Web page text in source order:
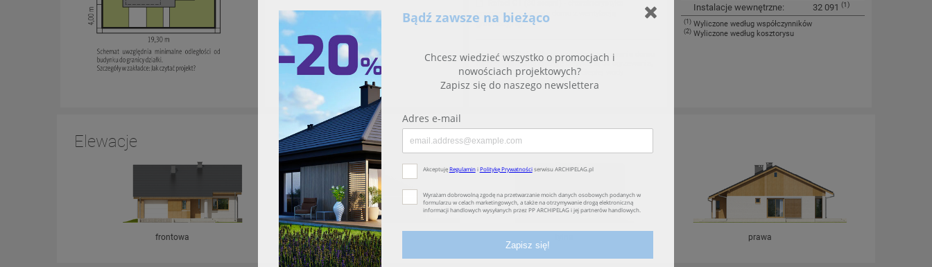
energetyczna (wersja domu z wentylacją
grawitacyjną)
Wskaźnik EP określa roczne zapotrzebowanie domu
na nieodnawialną energię pierwotną do ogrzewania,
wentylacji oraz przygotowania ciepłej wody
użytkowej.
Instalacje wewnętrzne: 32 091 (1)
(1) Wyliczone według współczynników
(2) Wyliczone według kosztorysu
Elewacje
frontowa lewa prawa